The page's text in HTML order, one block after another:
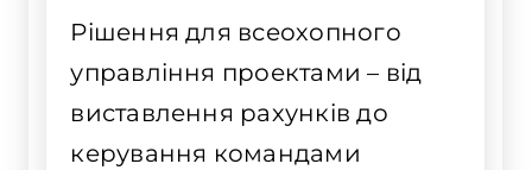
Рішення для всеохопного
управління проектами – від
виставлення рахунків до
керування командами